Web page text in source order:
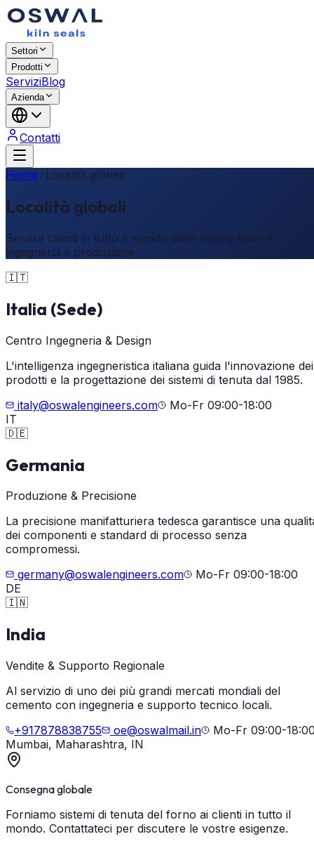
Settori
Prodotti
ServiziBlog
Azienda
Contatti
Home Località globali
Località globali
Servire clienti in tutto il mondo dalla nostra base di
ingegneria e produzione
🇮🇹
Italia (Sede)
Centro Ingegneria & Design
L'intelligenza ingegneristica italiana guida l'innovazione dei
prodotti e la progettazione dei sistemi di tenuta dal 1985.
italy@oswalengineers.com
Mo-Fr 09:00-18:00
IT
🇩🇪
Germania
Produzione & Precisione
La precisione manifatturiera tedesca garantisce una
dei componenti e standard di processo senza
compromessi.
germany@oswalengineers.com
Mo-Fr 09:00-18:00
DE
🇮🇳
India
Vendite & Supporto Regionale
Al servizio di uno dei più grandi mercati mondiali del
cemento con ingegneria e supporto tecnico locali.
+917878838755
oe@oswalmail.in
Mo-Fr 09:00-
Mumbai, Maharashtra, IN
Consegna globale
Forniamo sistemi di tenuta del forno ai clienti in tutto il
mondo. Contattateci per discutere le vostre esigenze.